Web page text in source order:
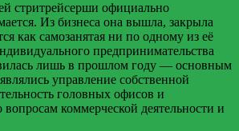
стритрейсерши официально
Из бизнеса она вышла, закрыла
как самозанятая ни по одному из её
предпринимательства
лишь в прошлом году — основным
управление собственной
головных офисов и
вопросам коммерческой деятельности и